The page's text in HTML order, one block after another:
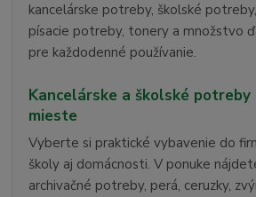
kancelárske potreby, školské
písacie potreby, tonery a množstvo
pre každodenné používanie.
Kancelárske a školské potreby
mieste
Vyberte si praktické vybavenie do
školy aj domácnosti. V ponuke
archivačné potreby, perá, ceruzky,